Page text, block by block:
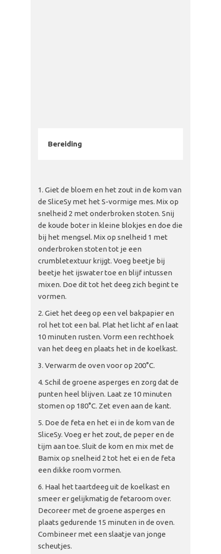
Bereiding
Giet de bloem en het zout in de kom van
de SliceSy met het S-vormige mes. Mix op
snelheid 2 met onderbroken stoten. Snij
de koude boter in kleine blokjes en doe die
bij het mengsel. Mix op snelheid 1 met
onderbroken stoten tot je een
crumbletextuur krijgt. Voeg beetje bij
beetje het ijswater toe en blijf intussen
mixen. Doe dit tot het deeg zich begint te
vormen.
Giet het deeg op een vel bakpapier en
rol het tot een bal. Plat het licht af en laat
10 minuten rusten. Vorm een rechthoek
van het deeg en plaats het in de koelkast.
Verwarm de oven voor op 200°C.
Schil de groene asperges en zorg dat de
punten heel blijven. Laat ze 10 minuten
stomen op 180°C. Zet even aan de kant.
Doe de feta en het ei in de kom van de
SliceSy. Voeg er het zout, de peper en de
tijm aan toe. Sluit de kom en mix met de
Bamix op snelheid 2 tot het ei en de feta
een dikke room vormen.
Haal het taartdeeg uit de koelkast en
smeer er gelijkmatig de fetaroom over.
Decoreer met de groene asperges en
plaats gedurende 15 minuten in de oven.
Combineer met een slaatje van jonge
scheutjes.